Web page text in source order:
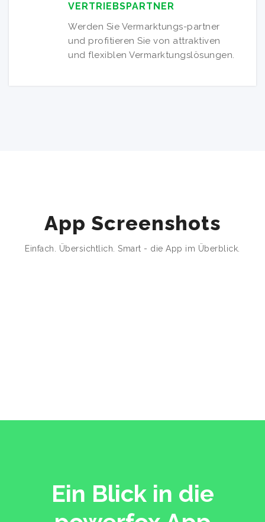
VERTRIEBSPARTNER
Werden Sie Vermarktungs-partner
und profitieren Sie von attraktiven
und flexiblen Vermarktungslösungen.
App Screenshots
Einfach. Übersichtlich. Smart - die App im Überblick.
Ein Blick in die